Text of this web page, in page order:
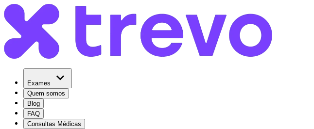
Exames
Quem somos
Blog
FAQ
Consultas Médicas